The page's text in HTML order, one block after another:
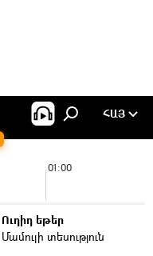
ՀԱՅ
01:00
Ուղիղ եթեր
Մամուլի տեսություն